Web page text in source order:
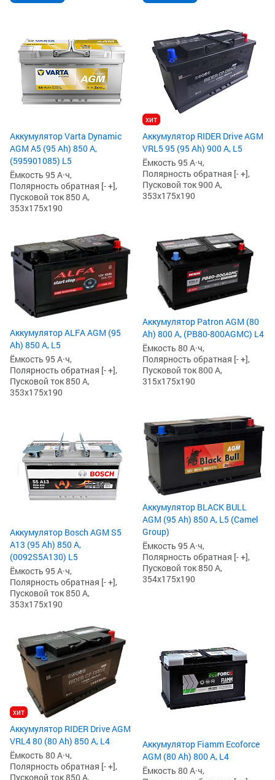
Аккумулятор Varta Dynamic
AGM A5 (95 Ah) 850 А,
(595901085) L5
Ёмкость 95 А·ч,
Полярность обратная [- +],
Пусковой ток 850 А,
353x175x190
хит
Аккумулятор RIDER Drive AGM
VRL5 95 (95 Ah) 900 А, L5
Ёмкость 95 А·ч,
Полярность обратная [- +],
Пусковой ток 900 А,
353x175x190
Аккумулятор ALFA AGM (95
Ah) 850 А, L5
Ёмкость 95 А·ч,
Полярность обратная [- +],
Пусковой ток 850 А,
353x175x190
Аккумулятор Patron AGM (80
Ah) 800 А, (PB80-800AGMC) L4
Ёмкость 80 А·ч,
Полярность обратная [- +],
Пусковой ток 800 А,
315x175x190
Аккумулятор Bosch AGM S5
А13 (95 Ah) 850 А,
(0092S5A130) L5
Ёмкость 95 А·ч,
Полярность обратная [- +],
Пусковой ток 850 А,
353x175x190
Аккумулятор BLACK BULL
AGM (95 Ah) 850 А, L5 (Camel
Group)
Ёмкость 95 А·ч,
Полярность обратная [- +],
Пусковой ток 850 А,
354x175x190
хит
Аккумулятор RIDER Drive AGM
VRL4 80 (80 Ah) 850 А, L4
Ёмкость 80 А·ч,
Полярность обратная [- +],
Пусковой ток 850 А,
Аккумулятор Fiamm Ecoforce
AGM (80 Ah) 800 А, L4
Ёмкость 80 А·ч,